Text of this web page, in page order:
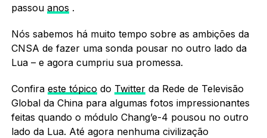
passou anos .
Nós sabemos há muito tempo sobre as ambições da
CNSA de fazer uma sonda pousar no outro lado da
Lua – e agora cumpriu sua promessa.
Confira este tópico do Twitterda Rede de Televisão
Global da China para algumas fotos impressionantes
feitas quando o módulo Chang’e-4 pousou no outro
lado da Lua. Até agora nenhuma civilização